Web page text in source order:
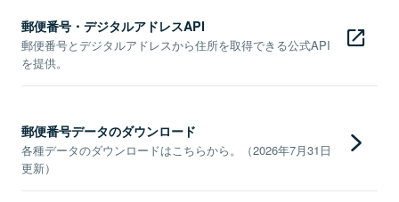
郵便番号・デジタルアドレスAPI
郵便番号とデジタルアドレスから住所を取得できる公式API
を提供。
郵便番号データのダウンロード
各種データのダウンロードはこちらから。（2026年7月31日
更新）